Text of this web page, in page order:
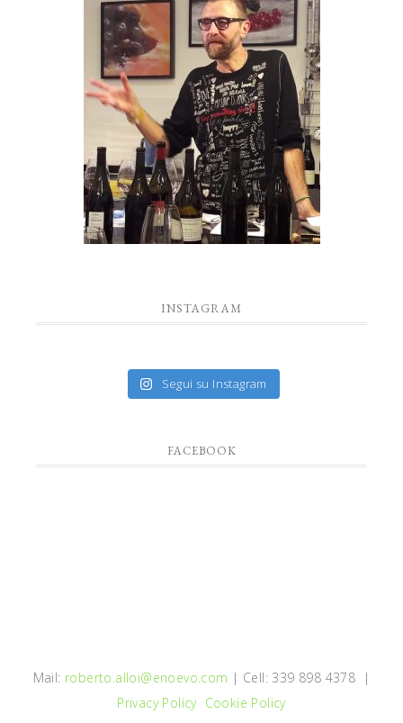
INSTAGRAM
Segui su Instagram
FACEBOOK
Mail: roberto.alloi@enoevo.com | Cell: 339 898 4378 |
Privacy Policy Cookie Policy